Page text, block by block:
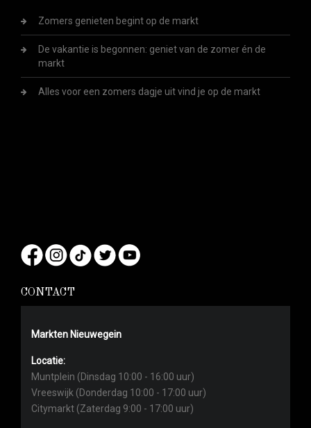
Zomers genieten begint op de markt
De vakantie is begonnen: geniet van de zomer én de
markt
Alles voor een zomers dagje uit vind je op de markt
CONTACT
Markten Nieuwegein
Locatie:
Muntplein (Dinsdag 10:00 - 16:00 uur)
Vreeswijk (Donderdag 10:00 - 17:00 uur)
Citymarkt (Zaterdag 9:00 - 17:00 uur)